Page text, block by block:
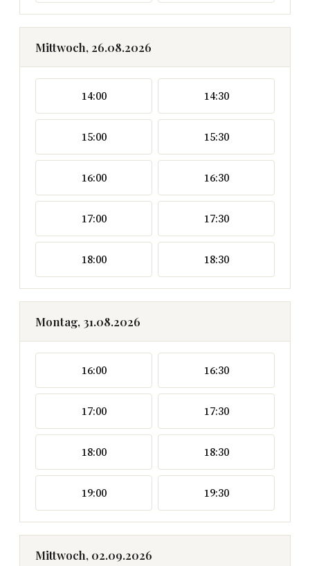
Mittwoch, 26.08.2026
14:00 14:30
15:00 15:30
16:00 16:30
17:00 17:30
18:00 18:30
Montag, 31.08.2026
16:00 16:30
17:00 17:30
18:00 18:30
19:00 19:30
Mittwoch, 02.09.2026